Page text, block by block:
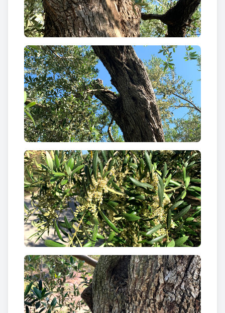
verge, premiat i reconegut pel seu sabor i la textura.
Al 2012 va ser Finalista dels Premis als millors Olis
d’Oliva Verge Extra atorgats pel Ministeri
d’Agricultura del Govern d’Espanya.
Aquest producte ha propiciat l’espai El Setrill, un
espai polivalent d’interpretació de l’Oli d’Oliva
Verge Extra, esdevenint el primer espai dedicat al
Oleoturisme, que organitza activitats relacionades
per gaudir i conèixer la cuina mediterrània i la
cultura d’una alimentació saludable en el seu propi
entorn.